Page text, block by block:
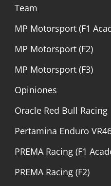
Team
MP Motorsport (F1
MP Motorsport (F2)
MP Motorsport (F3)
Opiniones
Oracle Red Bull Racing
Pertamina Enduro
PREMA Racing (F1
PREMA Racing (F2)